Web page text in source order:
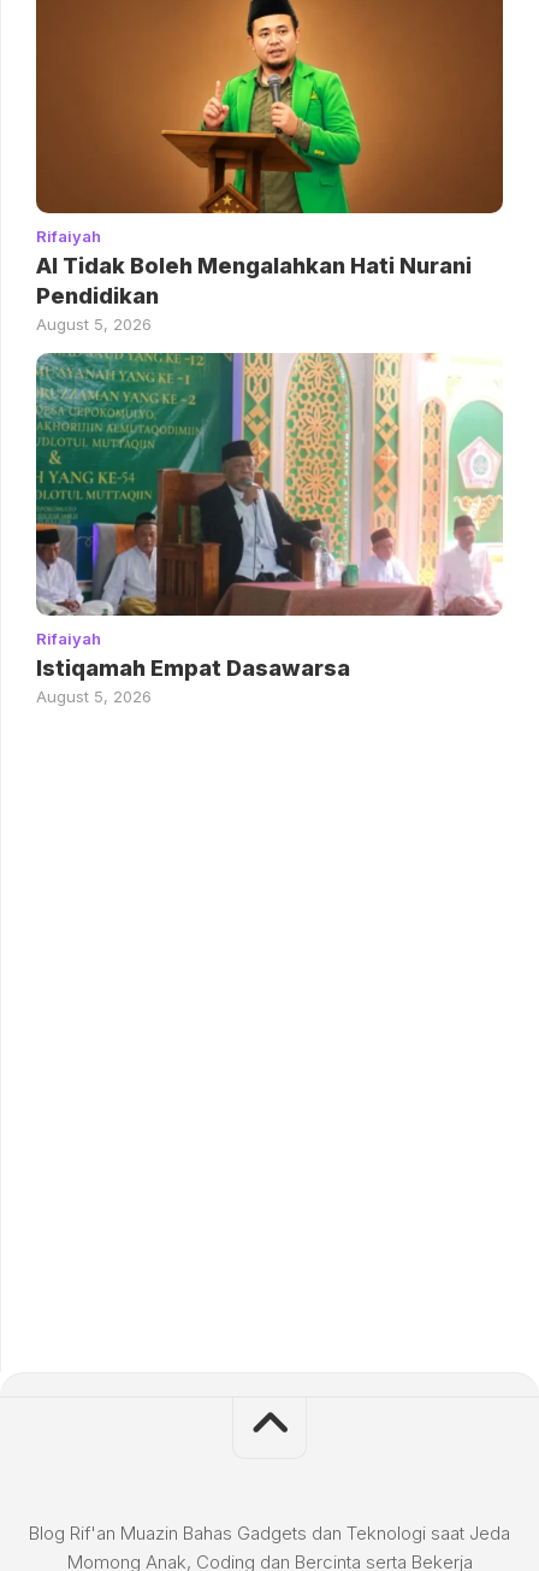
Rifaiyah
AI Tidak Boleh Mengalahkan Hati Nurani
Pendidikan
August 5, 2026
Rifaiyah
Istiqamah Empat Dasawarsa
August 5, 2026
Blog Rif'an Muazin Bahas Gadgets dan Teknologi saat Jeda
Momong Anak, Coding dan Bercinta serta Bekerja